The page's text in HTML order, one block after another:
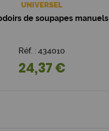
UNIVERSEL
de soupapes manuels
Réf. : 434010
24,37 €